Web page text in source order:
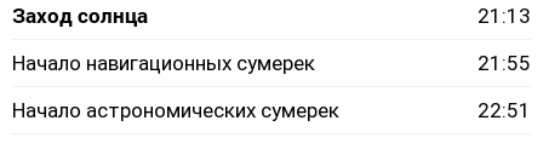
Заход солнца
21:13
Начало навигационных сумерек
21:55
Начало астрономических сумерек
22:51